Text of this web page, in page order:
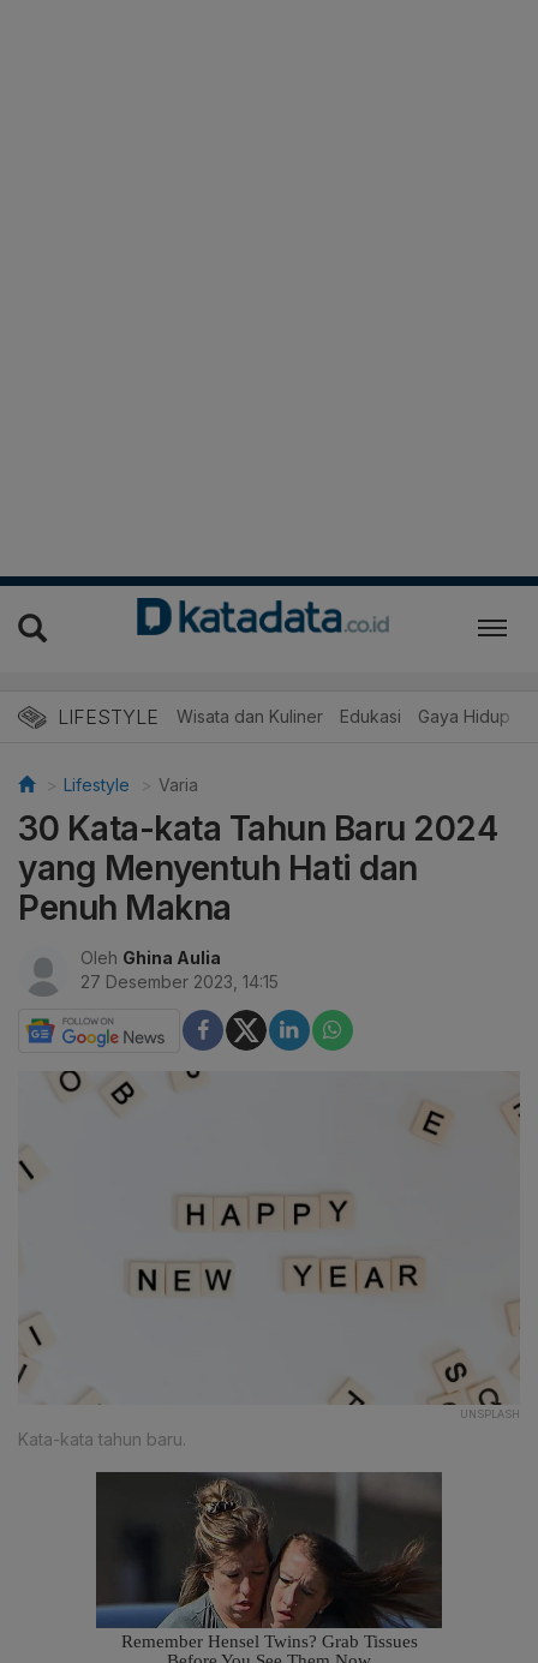
LIFESTYLE Wisata dan Kuliner Edukasi Gaya Hidup
Lifestyle Varia
30 Kata-kata Tahun Baru 2024
yang Menyentuh Hati dan
Penuh Makna
Oleh Ghina Aulia
27 Desember 2023, 14:15
UNSPLASH
Kata-kata tahun baru.